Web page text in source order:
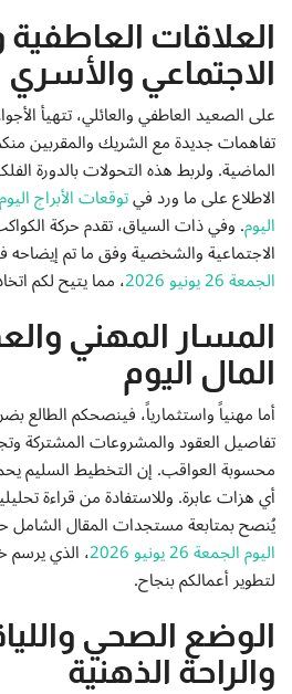
العلاقات العاطفية
الاجتماعي والأسري
على الصعيد العاطفي والعائلي، تتهيأ
تفاهمات جديدة مع الشريك والمقربين
الماضية. ولربط هذه التحولات بالدورة
الاطلاع على ما ورد في
اليوم. وفي ذات السياق، تقدم حركة
الاجتماعية والشخصية وفق ما تم إيضاحه
الجمعة 26 يونيو 2026 ، مما يتيح لكم
المسار المهني
المال اليوم
أما مهنياً واستثمارياً، فينصحكم الطالع
تفاصيل العقود والمشروعات المشتركة
محسوبة العواقب. إن التخطيط السليم
أي هزات عابرة. وللاستفادة من قراءة
يُنصح بمتابعة مستجدات المقال الشامل
اليوم الجمعة 26 يونيو 2026 ، الذي يرسم
لتطوير أعمالكم بنجاح.
الوضع الصحي
والراحة الذهنية